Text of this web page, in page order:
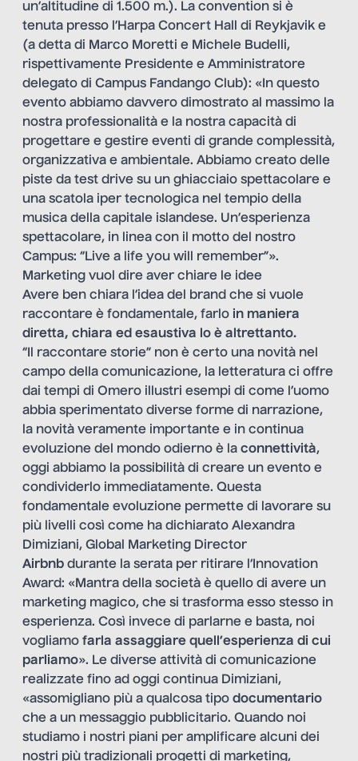
un’altitudine di 1.500 m.). La convention si è
tenuta presso l’Harpa Concert Hall di Reykjavik e
(a detta di Marco Moretti e Michele Budelli,
rispettivamente Presidente e Amministratore
delegato di Campus Fandango Club): «In questo
evento abbiamo davvero dimostrato al massimo la
nostra professionalità e la nostra capacità di
progettare e gestire eventi di grande complessità,
organizzativa e ambientale. Abbiamo creato delle
piste da test drive su un ghiacciaio spettacolare e
una scatola iper tecnologica nel tempio della
musica della capitale islandese. Un’esperienza
spettacolare, in linea con il motto del nostro
Campus: “Live a life you will remember”».
Marketing vuol dire aver chiare le idee
Avere ben chiara l’idea del brand che si vuole
raccontare è fondamentale, farlo in maniera
diretta, chiara ed esaustiva lo è altrettanto.
“Il raccontare storie” non è certo una novità nel
campo della comunicazione, la letteratura ci offre
dai tempi di Omero illustri esempi di come l’uomo
abbia sperimentato diverse forme di narrazione,
la novità veramente importante e in continua
evoluzione del mondo odierno è la connettività,
oggi abbiamo la possibilità di creare un evento e
condividerlo immediatamente. Questa
fondamentale evoluzione permette di lavorare su
più livelli così come ha dichiarato Alexandra
Dimiziani, Global Marketing Director
Airbnb durante la serata per ritirare l ‘Innovation
Award: «Mantra della società è quello di avere un
marketing magico, che si trasforma esso stesso in
esperienza. Così invece di parlarne e basta, noi
vogliamo farla assaggiare quell’esperienza di cui
parliamo». Le diverse attività di comunicazione
realizzate fino ad oggi continua Dimiziani,
«assomigliano più a qualcosa tipo documentario
che a un messaggio pubblicitario. Quando noi
studiamo i nostri piani per amplificare alcuni dei
nostri più tradizionali progetti di marketing,